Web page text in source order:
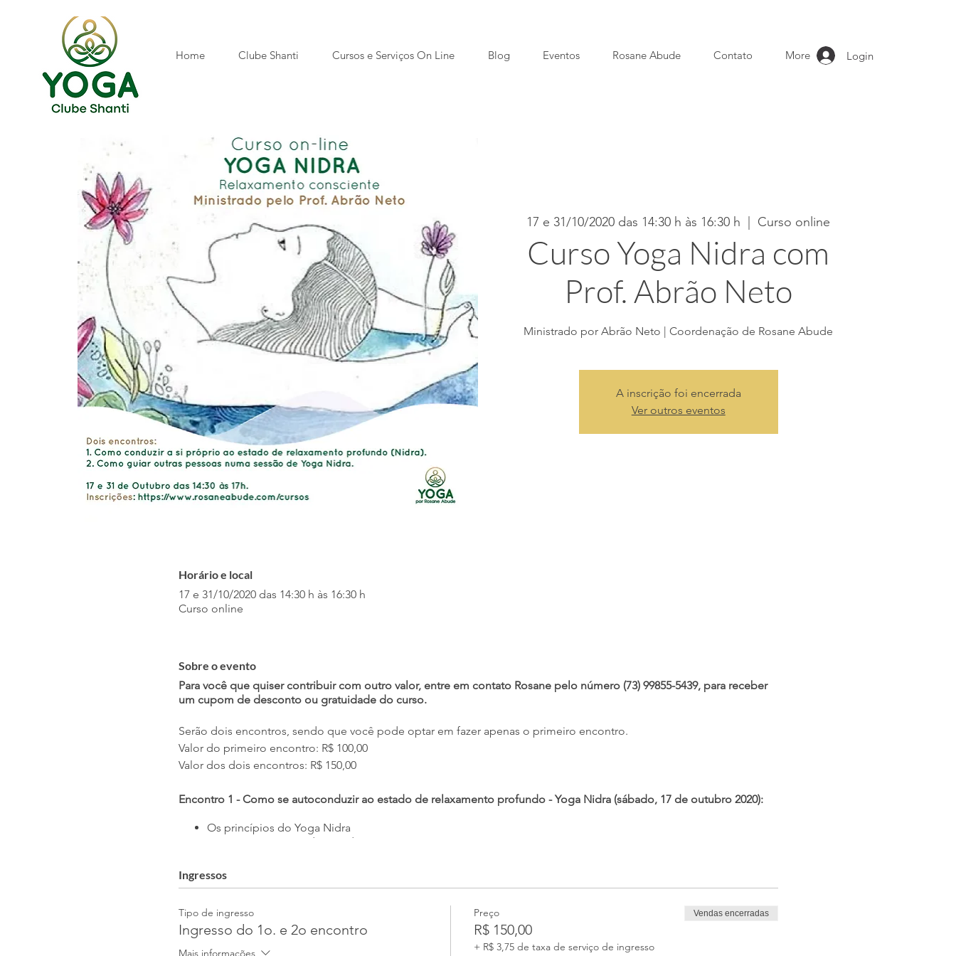
Login
17 e 31/10/2020 das 14:30 h às 16:30 h Curso online
Curso Yoga Nidra com
Prof. Abrão Neto
Ministrado por Abrão Neto | Coordenação de Rosane Abude
A inscrição foi encerrada
Ver outros eventos
Horário e local
17 e 31/10/2020 das 14:30 h às 16:30 h
Curso online
Sobre o evento
Para você que quiser contribuir com outro valor, entre em contato Rosane pelo número (73) 99855-5439, para receber
um cupom de desconto ou gratuidade do curso.
Serão dois encontros, sendo que você pode optar em fazer apenas o primeiro encontro.
Valor do primeiro encontro: R$ 100,00
Valor dos dois encontros: R$ 150,00
Encontro 1 - Como se autoconduzir ao estado de relaxamento profundo - Yoga Nidra (sábado, 17 de outubro 2020):
Os princípios do Yoga Nidra
Como praticar quando guiado
Revisão do primeiro encontro
Como conduzir ou guiar Yoga Nidra para outras pessoas (técnicas de condução e músicas adequadas para
Ingressos
Tipo de ingresso
Ingresso do 1o. e 2o encontro
Mais informações
Preço
R$ 150,00
+ R$ 3,75 de taxa de serviço de ingresso
Vendas encerradas
Home Clube Shanti Cursos e Serviços On Line Blog Eventos Rosane Abude Contato More